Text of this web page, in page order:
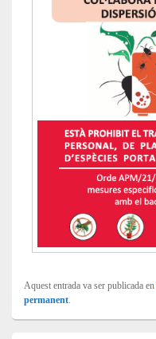
Aquest entrada va ser publicada en
permanent.